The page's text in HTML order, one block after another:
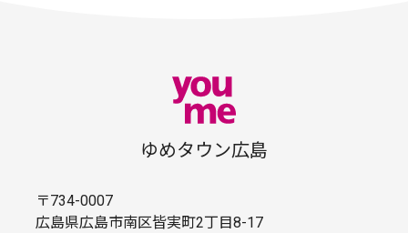
ゆめタウン広島
〒734-0007
広島県広島市南区皆実町2丁目8-17